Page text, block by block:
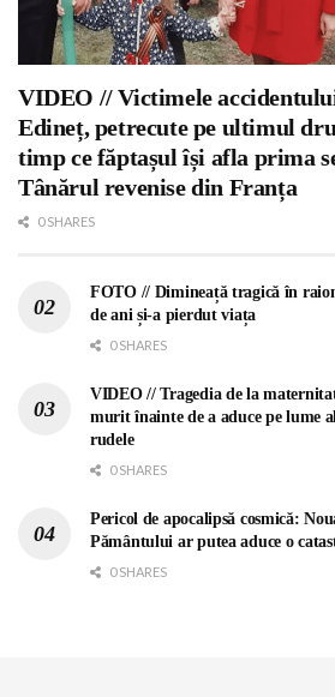
VIDEO // Victimele
Edineț, petrecute pe ultimul
timp ce făptașul își afla prima
Tânărul revenise din Franța
0 SHARES
FOTO // Dimineață tragică în
de ani și-a pierdut viața
0 SHARES
VIDEO // Tragedia de la
murit înainte de a aduce pe lume
rudele
0 SHARES
Pericol de apocalipsă cosmică:
Pământului ar putea aduce o
0 SHARES